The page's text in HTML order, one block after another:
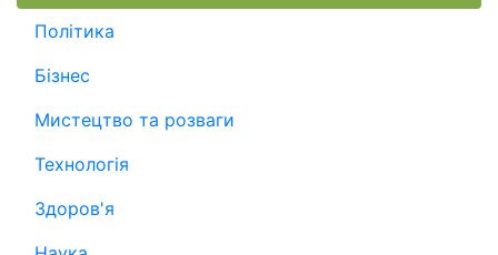
Політика
Бізнес
Мистецтво та розваги
Технологія
Здоров'я